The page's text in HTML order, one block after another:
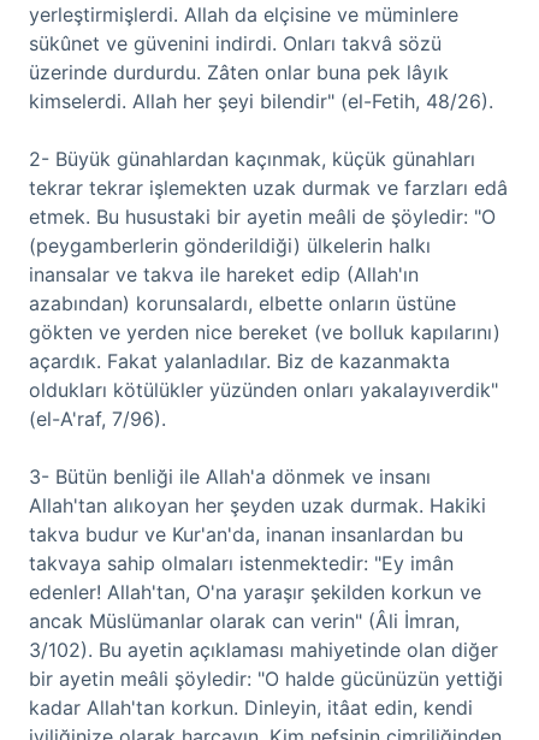
yerleştirmişlerdi. Allah da elçisine ve müminlere
sükûnet ve güvenini indirdi. Onları takvâ sözü
üzerinde durdurdu. Zâten onlar buna pek lâyık
kimselerdi. Allah her şeyi bilendir" (el-Fetih, 48/26).
2- Büyük günahlardan kaçınmak, küçük günahları
tekrar tekrar işlemekten uzak durmak ve farzları edâ
etmek. Bu husustaki bir ayetin meâli de şöyledir: "O
(peygamberlerin gönderildiği) ülkelerin halkı
inansalar ve takva ile hareket edip (Allah'ın
azabından) korunsalardı, elbette onların üstüne
gökten ve yerden nice bereket (ve bolluk kapılarını)
açardık. Fakat yalanladılar. Biz de kazanmakta
oldukları kötülükler yüzünden onları yakalayıverdik"
(el-A'raf, 7/96).
3- Bütün benliği ile Allah'a dönmek ve insanı
Allah'tan alıkoyan her şeyden uzak durmak. Hakiki
takva budur ve Kur'an'da, inanan insanlardan bu
takvaya sahip olmaları istenmektedir: "Ey imân
edenler! Allah'tan, O'na yaraşır şekilden korkun ve
ancak Müslümanlar olarak can verin" (Âli İmran,
3/102). Bu ayetin açıklaması mahiyetinde olan diğer
bir ayetin meâli şöyledir: "O halde gücünüzün yettiği
kadar Allah'tan korkun. Dinleyin, itâat edin, kendi